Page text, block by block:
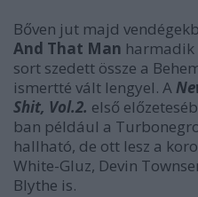
Bőven jut majd
And That Man harmadik
sort szedett össze a
ismertté vált lengyel. A
Shit, Vol.2. első
ban például a
hallható, de ott lesz a
White-Gluz, Devin
Blythe is.